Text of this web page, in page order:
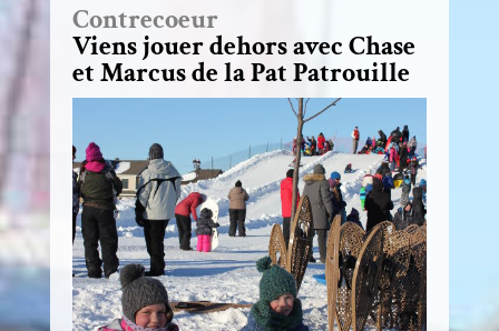
Contrecoeur
Viens jouer dehors avec Chase
et Marcus de la Pat Patrouille